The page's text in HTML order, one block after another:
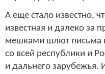
А еще стало известно,
известная и далеко за
мешками шлют письма
со всей республики и
и дальнего зарубежья.